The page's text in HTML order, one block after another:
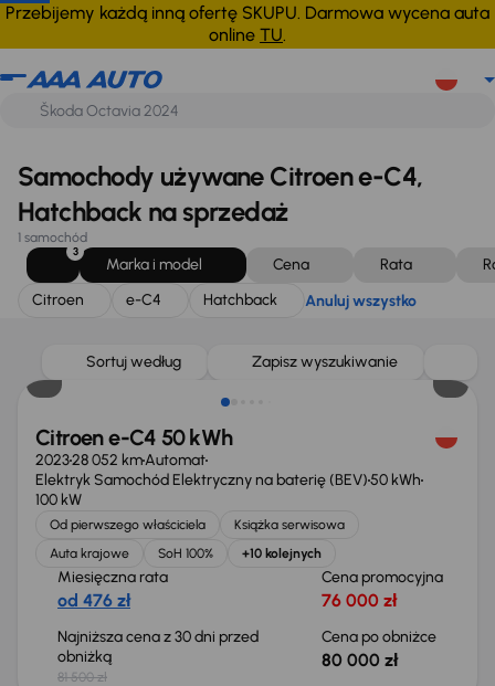
Przebijemy każdą inną ofertę SKUPU. Darmowa wycena auta
online TU.
Citroen e-C4 Hatchback Anuluj wszystko
Samochody używane Citroen e-C4,
Hatchback na sprzedaż
1 samochód
3
Marka i model Cena Rata
Citroen
e-C4 Hatchback Anuluj wszystko
Sortuj według Zapisz wyszukiwanie
Taniej o 1 500 zł
Citroen e-C4 50 kWh
202328 052 kmAutomat
Elektryk Samochód Elektryczny na baterię (BEV)50 kWh
100 kW
Od pierwszego właściciela
Książka serwisowa
Auta krajowe
SoH 100% +10 kolejnych
Miesięczna rata
od 476 zł
Cena promocyjna
76 000 zł
Najniższa cena z 30 dni przed
obniżką
81 500 zł
Cena po obniżce
80 000 zł